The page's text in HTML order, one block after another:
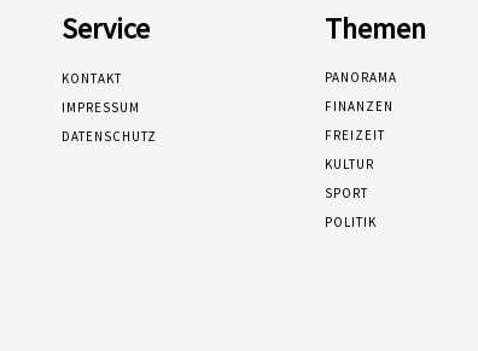
Service
KONTAKT
IMPRESSUM
DATENSCHUTZ
Themen
PANORAMA
FINANZEN
FREIZEIT
KULTUR
SPORT
POLITIK